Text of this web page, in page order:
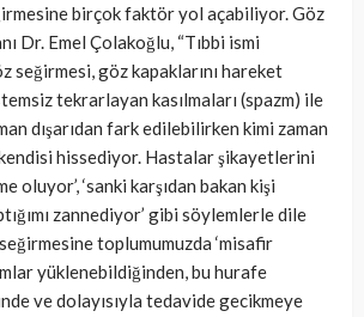
birçok faktör yol açabiliyor. Göz
Dr. Emel Çolakoğlu, “Tıbbi ismi
seğirmesi, göz kapaklarını hareket
tekrarlayan kasılmaları (spazm) ile
dışarıdan fark edilebilirken kimi zaman
hissediyor. Hastalar şikayetlerini
oluyor’, ‘sanki karşıdan bakan kişi
zannediyor’ gibi söylemlerle dile
toplumumuzda ‘misafir
yüklenebildiğinden, bu hurafe
ve dolayısıyla tedavide gecikmeye